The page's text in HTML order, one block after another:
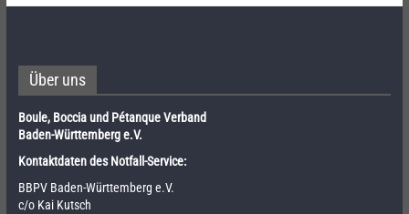
Über uns
Boule, Boccia und Pétanque Verband
Baden-Württemberg e.V.
Kontaktdaten des Notfall-Service:
BBPV Baden-Württemberg e.V.
c/o Kai Kutsch